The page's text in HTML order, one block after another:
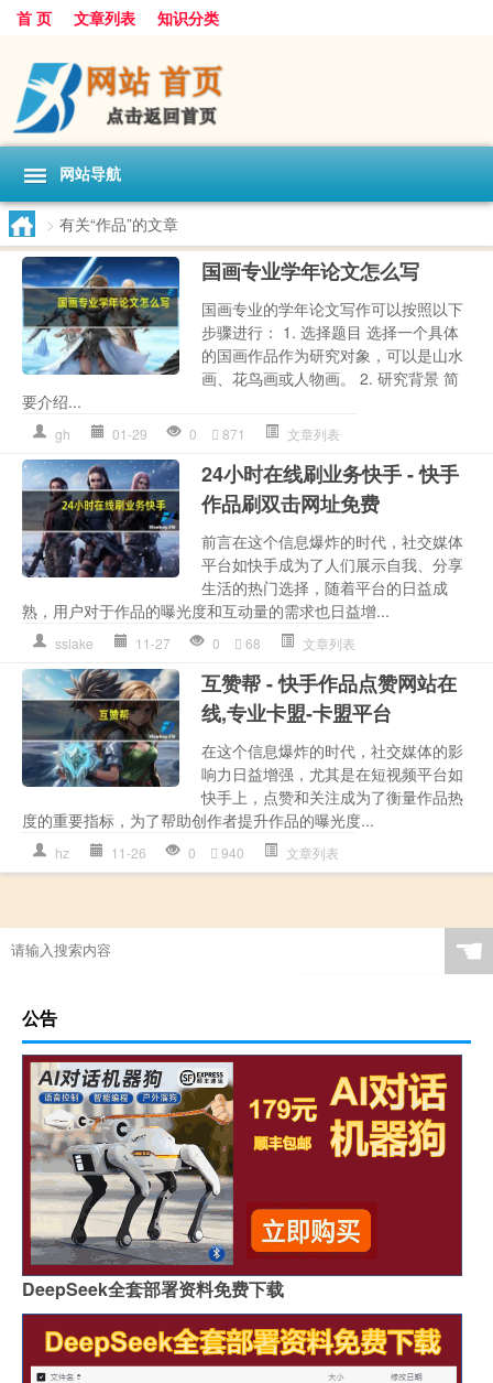
首 页 文章列表 知识分类
网站导航
> 有关“作品”的文章
国画专业学年论文怎么写
国画专业的学年论文写作可以按照以下
步骤进行： 1. 选择题目 选择一个具体
的国画作品作为研究对象，可以是山水
画、花鸟画或人物画。 2. 研究背景 简
要介绍...
gh 01-29 0 871 文章列表
24小时在线刷业务快手 - 快手
作品刷双击网址免费
前言在这个信息爆炸的时代，社交媒体
平台如快手成为了人们展示自我、分享
生活的热门选择，随着平台的日益成
熟，用户对于作品的曝光度和互动量的需求也日益增...
sslake 11-27 0 68 文章列表
互赞帮 - 快手作品点赞网站在
线,专业卡盟-卡盟平台
在这个信息爆炸的时代，社交媒体的影
响力日益增强，尤其是在短视频平台如
快手上，点赞和关注成为了衡量作品热
度的重要指标，为了帮助创作者提升作品的曝光度...
hz 11-26 0 940 文章列表
☚
公告
DeepSeek全套部署资料免费下载